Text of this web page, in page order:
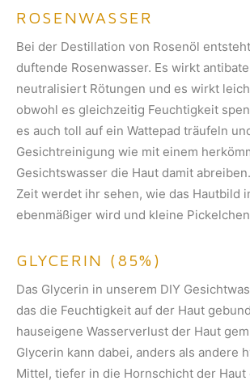
ROSENWASSER
Bei der Destillation von Rosenöl
duftende Rosenwasser. Es wirkt
neutralisiert Rötungen und es wirkt
obwohl es gleichzeitig Feuchtigkeit
es auch toll auf ein Wattepad träufeln
Gesichtreinigung wie mit einem
Gesichtswasser die Haut damit
Zeit werdet ihr sehen, wie das Hautbild
ebenmäßiger wird und kleine
GLYCERIN (85%)
Das Glycerin in unserem DIY
das die Feuchtigkeit auf der Haut
hauseigene Wasserverlust der Haut
Glycerin kann dabei, anders als andere
Mittel, tiefer in die Hornschicht der Haut